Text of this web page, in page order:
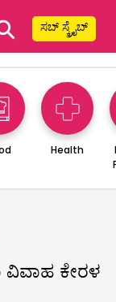
ಸಬ್ ಸ್ಕ್ರೈಬ್
Health
ವಿವಾಹ ಕೇರಳ